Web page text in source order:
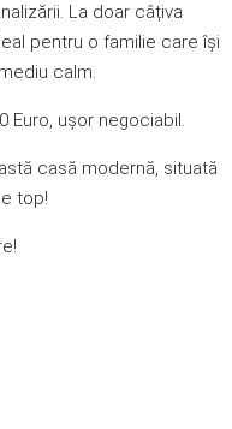
La doar câțiva
pentru o familie care își
calm.
Euro, ușor negociabil.
casă modernă, situată
top!